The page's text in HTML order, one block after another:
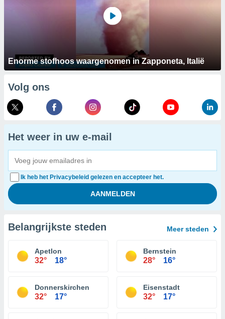
Enorme stofhoos waargenomen in Zapponeta, Italië
Volg ons
Het weer in uw e-mail
Ik heb het Privacybeleid gelezen en accepteer het.
Belangrijkste steden Meer steden
Apetlon
32° 18°
Bernstein
28° 16°
Donnerskirchen
32° 17°
Eisenstadt
32° 17°